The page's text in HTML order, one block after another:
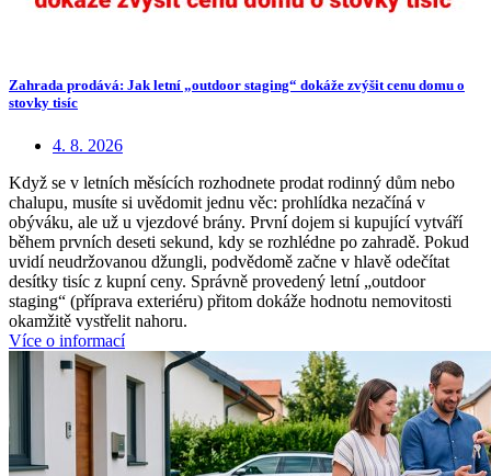
Zahrada prodává: Jak letní „outdoor staging“ dokáže zvýšit cenu domu o
stovky tisíc
4. 8. 2026
Když se v letních měsících rozhodnete prodat rodinný dům nebo
chalupu, musíte si uvědomit jednu věc: prohlídka nezačíná v
obýváku, ale už u vjezdové brány. První dojem si kupující vytváří
během prvních deseti sekund, kdy se rozhlédne po zahradě. Pokud
uvidí neudržovanou džungli, podvědomě začne v hlavě odečítat
desítky tisíc z kupní ceny. Správně provedený letní „outdoor
staging“ (příprava exteriéru) přitom dokáže hodnotu nemovitosti
okamžitě vystřelit nahoru.
Více o informací